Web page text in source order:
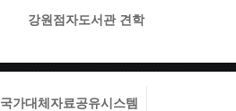
강원점자도서관 견학
국가대체자료공유시스템